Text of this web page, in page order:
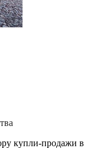
купли-продажи в